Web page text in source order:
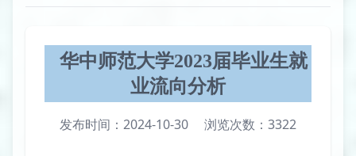
华中师范大学2023届毕业生就
业流向分析
发布时间：2024-10-30 浏览次数： 3322